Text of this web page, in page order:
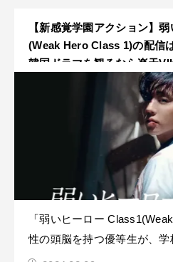
が繰り広げるオフィスラブ
【新感覚学園アクション】
(Weak Hero Class 1)の配信
韓国ドラマを観るなら楽天
「弱いヒーロー
性の頭脳を持つ優等生が、
出すために、頭脳と道具、心